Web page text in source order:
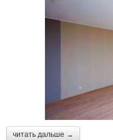
читать дальше →